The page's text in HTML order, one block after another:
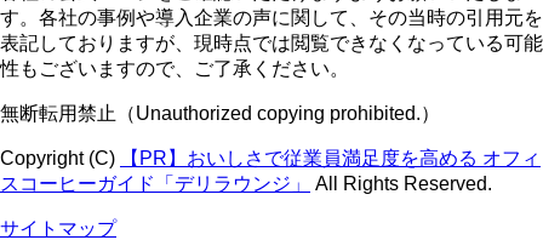
す。各社の事例や導入企業の声に関して、その当時の引用元を
表記しておりますが、現時点では閲覧できなくなっている可能
性もございますので、ご了承ください。
無断転用禁止（Unauthorized copying prohibited.）
Copyright (C)
【PR】おいしさで従業員満足度を高める オフィ
スコーヒーガイド「デリラウンジ」
All Rights Reserved.
サイトマップ